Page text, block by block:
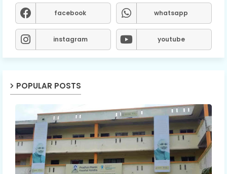
facebook whatsapp
instagram youtube
POPULAR POSTS